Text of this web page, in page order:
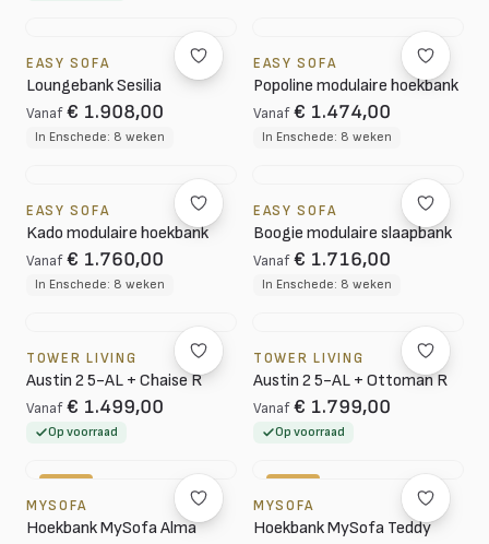
EASY SOFA
Loungebank Sesilia
Vanaf € 1.908,00
In Enschede: 8 weken
EASY SOFA
Popoline modulaire hoekbank
Vanaf € 1.474,00
In Enschede: 8 weken
EASY SOFA
Kado modulaire hoekbank
Vanaf € 1.760,00
In Enschede: 8 weken
EASY SOFA
Boogie modulaire slaapbank
Vanaf € 1.716,00
In Enschede: 8 weken
TOWER LIVING
Austin 2 5-AL + Chaise R
Vanaf € 1.499,00
Op voorraad
TOWER LIVING
Austin 2 5-AL + Ottoman R
Vanaf € 1.799,00
Op voorraad
MYSOFA
Hoekbank MySofa Alma
MYSOFA
Hoekbank MySofa Teddy